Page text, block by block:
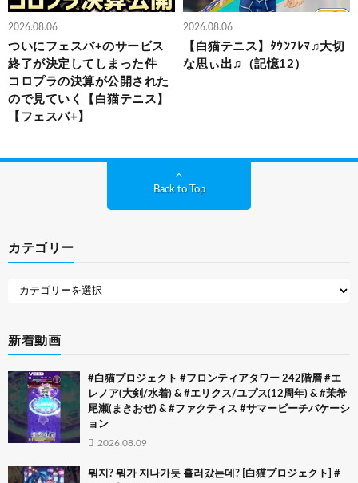
2026.08.06
ついにフェスバ+のサービス
終了が決定してしまった件
コロプラの決算が公開された
ので見ていく【白猫テニス】
【フェスバ+】
2026.08.06
【白猫テニス】ﾀｳﾝﾌﾚﾏ♫大切
な思ぃ出♫（記憶12）
Back to Top
カテゴリー
新着動画
#白猫プロジェクト #フロンティアタワー 242階層 #エ
レノア(大剣/水着) & #エリクス/ユプス(12周年) & #茉希
尾瀬(まきおぜ) & #ファクティス #サマービーチバケーシ
ョン
2026.08.09
뭐지? 뭐가 지나가듯 흘러갔는데? [白猫プロジェクト] #